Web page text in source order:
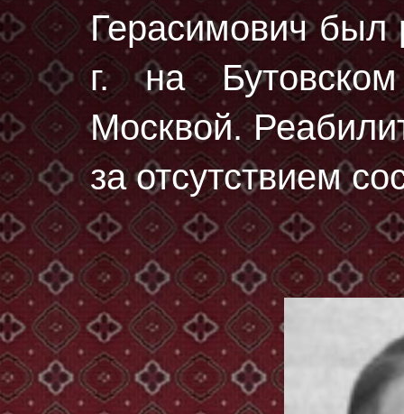
Герасимович был
г.на
Москвой.
за отсутствием